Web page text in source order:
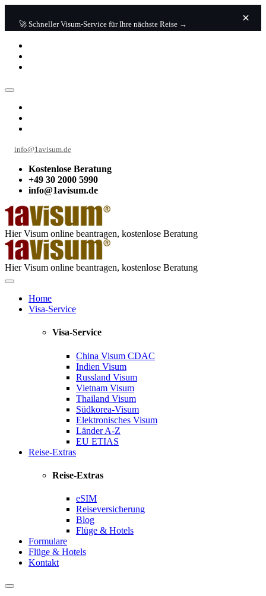
🚀 Schneller Visum-Service für Ihre nächste Reise →
info@1avisum.de
Kostenlose Beratung
+49 30 2000 5990
info@1avisum.de
Hier Visum online beantragen, kostenlose Beratung
Hier Visum online beantragen, kostenlose Beratung
Home
Visa-Service
Visa-Service
China Visum CDAC
Indien Visum
Russland Visum
Vietnam Visum
Thailand Visum
Südkorea-Visum
Elektronisches Visum
Länder A-Z
EU ETIAS
Reise-Extras
Reise-Extras
eSIM
Reiseversicherung
Blog
Flüge & Hotels
Formulare
Flüge & Hotels
Kontakt